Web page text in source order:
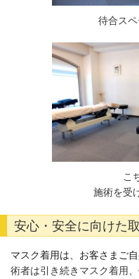
待合スペ
こ
施術を受
安心・安全に向けた
マスク着用は、お客さまご
術者は引き続きマスク着用